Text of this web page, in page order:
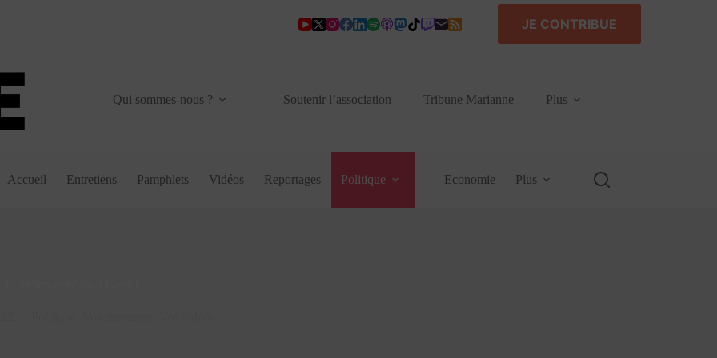
JE CONTRIBUE
Qui sommes-nous ? Soutenir l’association Tribune Marianne Plus
Accueil Entretiens Pamphlets Vidéos Reportages Politique Economie Plus